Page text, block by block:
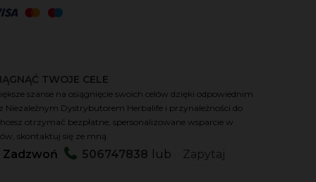
TWOJE CELE
szanse na osiągnięcie swoich celów dzięki odpowiednim
Niezależnym Dystrybutorem Herbalife i przynależności do
otrzymać bezpłatne, spersonalizowane wsparcie w
skontaktuj się ze mną.
Zadzwoń 506747838 lub Zapytaj